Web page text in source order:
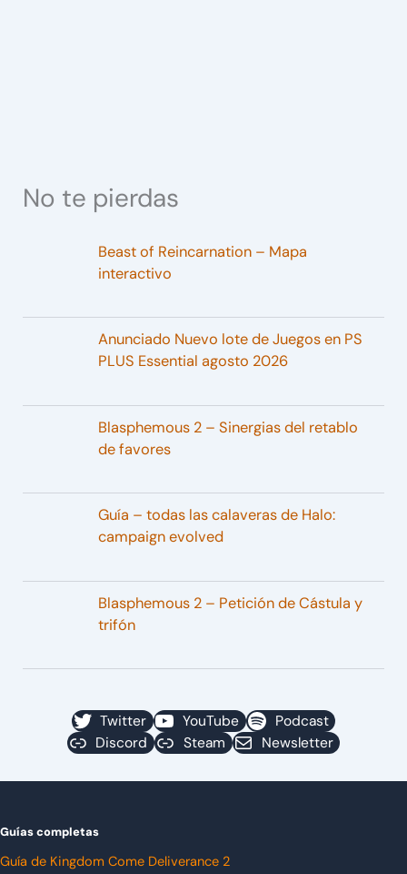
No te pierdas
Beast of Reincarnation – Mapa
interactivo
Anunciado Nuevo lote de Juegos en PS
PLUS Essential agosto 2026
Blasphemous 2 – Sinergias del retablo
de favores
Guía – todas las calaveras de Halo:
campaign evolved
Blasphemous 2 – Petición de Cástula y
trifón
Twitter YouTube
Podcast
Discord
Steam Newsletter
Guías completas
Guía de Kingdom Come Deliverance 2